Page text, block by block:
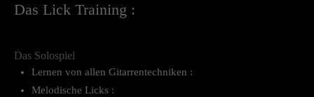
Das Lick Training :
Das Solospiel
Lernen von allen Gitarrentechniken :
Melodische Licks :